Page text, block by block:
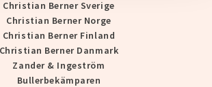
Christian Berner Sverige
Christian Berner Norge
Christian Berner Finland
Christian Berner Danmark
Zander & Ingeström
Bullerbekämparen